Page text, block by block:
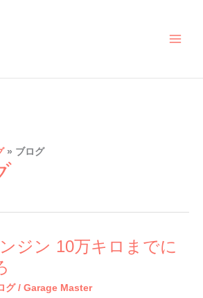
ブログ
ジン 10万キロまでに
グ/ Garage Master